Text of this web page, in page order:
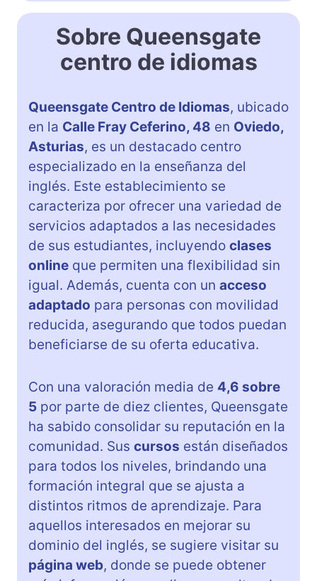
Sobre Queensgate
centro de idiomas
Queensgate Centro de Idiomas, ubicado
en la Calle Fray Ceferino, 48 en Oviedo,
Asturias, es un destacado centro
especializado en la enseñanza del
inglés. Este establecimiento se
caracteriza por ofrecer una variedad de
servicios adaptados a las necesidades
de sus estudiantes, incluyendo clases
online que permiten una flexibilidad sin
igual. Además, cuenta con un acceso
adaptado para personas con movilidad
reducida, asegurando que todos puedan
beneficiarse de su oferta educativa.
Con una valoración media de 4,6 sobre
5 por parte de diez clientes, Queensgate
ha sabido consolidar su reputación en la
comunidad. Sus cursos están diseñados
para todos los niveles, brindando una
formación integral que se ajusta a
distintos ritmos de aprendizaje. Para
aquellos interesados en mejorar su
dominio del inglés, se sugiere visitar su
página web, donde se puede obtener